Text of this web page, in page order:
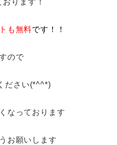
も無料です！！
ので
ださい(*^^*)
なっております
お願いします